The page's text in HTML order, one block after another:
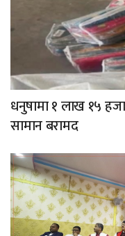
धनुषामा १ लाख १५
सामान बरामद